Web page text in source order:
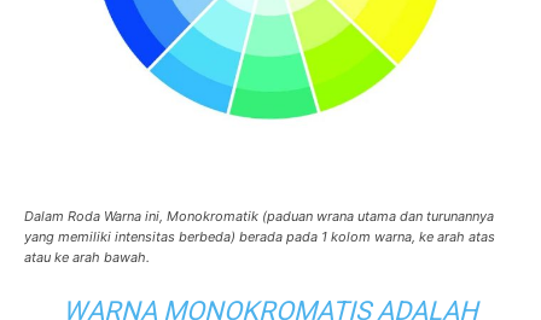
Dalam Roda Warna ini, Monokromatik (paduan wrana utama dan turunannya
yang memiliki intensitas berbeda) berada pada 1 kolom warna, ke arah atas
atau ke arah bawah.
WARNA MONOKROMATIS ADALAH